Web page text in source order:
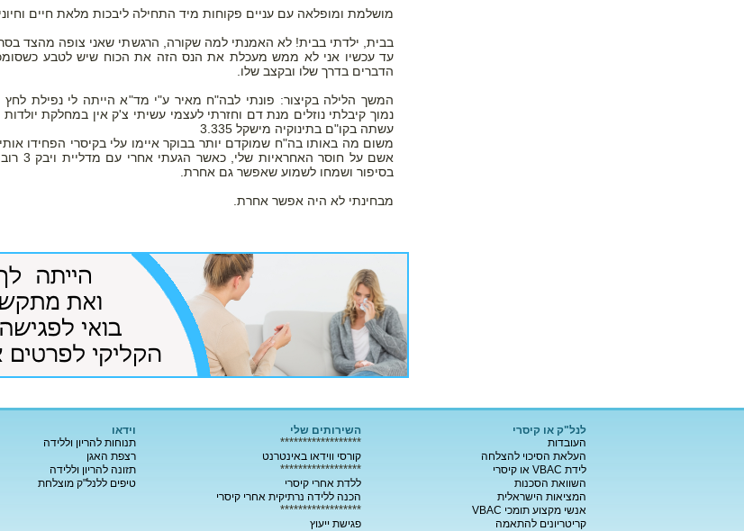
מושלמת ומופלאה עם עניים פקוחות מיד התחילה ליבכות מלאת חיים
בבית, ילדתי בבית! לא האמנתי למה שקורה, הרגשתי שאני צופה מהצד
עד עכשיו אני לא ממש מעכלת את הנס הזה את הכוח שיש לטבע
הדברים בדרך שלו ובקצב שלו.
המשך הלילה בקיצור: פונתי לבה"ח מאיר ע"י מד"א הייתה לי נפילת לחץ
נמוך קיבלתי נוזלים מנת דם וחזרתי לעצמי עשיתי צ'ק אין במחלקת
עשתה בקו"ם בתינוקיה מישקל 3.335
משום מה באותו בה"ח שמוקדם יותר בבוקר איימו עלי בקיסרי הפחידו
אשם על
בסיפור ושמחו לשמוע שאפשר גם אחרת.
מבחינתי לא היה אפשר אחרת.
לנל"ק או קיסרי
העובדות
העלאת הסיכוי להצלחה
לידת VBAC או קיסרי
השוואת הסכנות
המציאות הישראלית
אנשי מקצוע תומכי VBAC
קריטריונים להתאמה
השירותים שלי
******************
קורסי ווידאו באינטרנט
******************
ללדת אחרי קיסרי
הכנה ללידה נרתיקית אחרי קיסרי
******************
פגישת ייעוץ
וידאו
תנוחות להריון וללידה
רצפת האגן
תזונה להריון וללידה
טיפים ללנל"ק מוצלחת